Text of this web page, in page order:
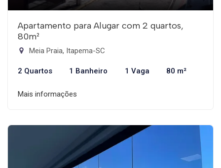
Apartamento para Alugar com 2 quartos,
80m²
Meia Praia, Itapema-SC
2 Quartos 1 Banheiro 1 Vaga 80 m²
Mais informações